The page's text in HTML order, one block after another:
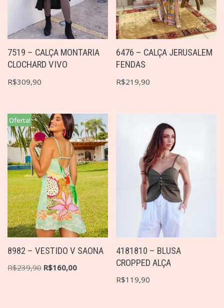
7519 – CALÇA MONTARIA
CLOCHARD VIVO
R$309,90
6476 – CALÇA JERUSALEM
FENDAS
R$219,90
Oferta!
8982 – VESTIDO V SAONA
R$239,90 R$160,00
4181810 – BLUSA
CROPPED ALÇA
R$119,90